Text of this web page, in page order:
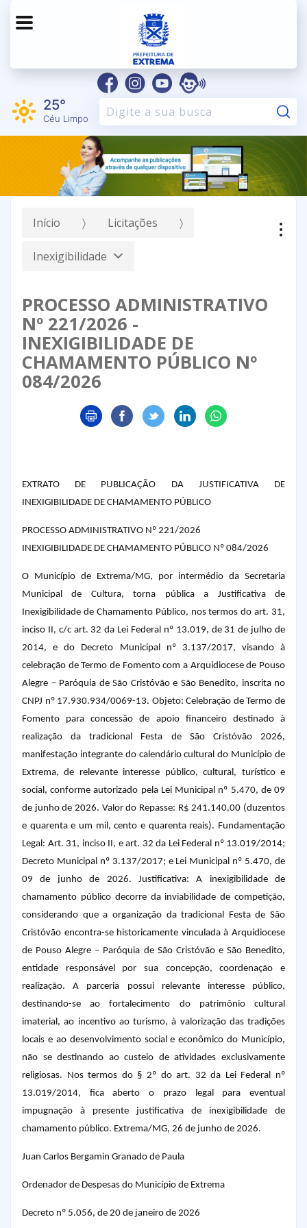
25°
Céu Limpo
Início Licitações
Inexigibilidade
PROCESSO ADMINISTRATIVO
Nº 221/2026 -
INEXIGIBILIDADE DE
CHAMAMENTO PÚBLICO Nº
084/2026
EXTRATO DE PUBLICAÇÃO DA JUSTIFICATIVA DE
INEXIGIBILIDADE DE CHAMAMENTO PÚBLICO
PROCESSO ADMINISTRATIVO Nº 221/2026
INEXIGIBILIDADE DE CHAMAMENTO PÚBLICO Nº 084/2026
O Município de Extrema/MG, por intermédio da Secretaria
Municipal de Cultura, torna pública a Justificativa de
Inexigibilidade de Chamamento Público, nos termos do art. 31,
inciso II, c/c art. 32 da Lei Federal nº 13.019, de 31 de julho de
2014, e do Decreto Municipal nº 3.137/2017, visando à
celebração de Termo de Fomento com a Arquidiocese de Pouso
Alegre – Paróquia de São Cristóvão e São Benedito, inscrita no
CNPJ nº 17.930.934/0069-13. Objeto: Celebração de Termo de
Fomento para concessão de apoio financeiro destinado à
realização da tradicional Festa de São Cristóvão 2026,
manifestação integrante do calendário cultural do Município de
Extrema, de relevante interesse público, cultural, turístico e
social, conforme autorizado pela Lei Municipal nº 5.470, de 09
de junho de 2026. Valor do Repasse: R$ 241.140,00 (duzentos
e quarenta e um mil, cento e quarenta reais). Fundamentação
Legal: Art. 31, inciso II, e art. 32 da Lei Federal nº 13.019/2014;
Decreto Municipal nº 3.137/2017; e Lei Municipal nº 5.470, de
09 de junho de 2026. Justificativa: A inexigibilidade de
chamamento público decorre da inviabilidade de competição,
considerando que a organização da tradicional Festa de São
Cristóvão encontra-se historicamente vinculada à Arquidiocese
de Pouso Alegre – Paróquia de São Cristóvão e São Benedito,
entidade responsável por sua concepção, coordenação e
realização. A parceria possui relevante interesse público,
destinando-se ao fortalecimento do patrimônio cultural
imaterial, ao incentivo ao turismo, à valorização das tradições
locais e ao desenvolvimento social e econômico do Município,
não se destinando ao custeio de atividades exclusivamente
religiosas. Nos termos do § 2º do art. 32 da Lei Federal nº
13.019/2014, fica aberto o prazo legal para eventual
impugnação à presente justificativa de inexigibilidade de
chamamento público. Extrema/MG, 26 de junho de 2026.
Juan Carlos Bergamin Granado de Paula
Ordenador de Despesas do Município de Extrema
Decreto nº 5.056, de 20 de janeiro de 2026